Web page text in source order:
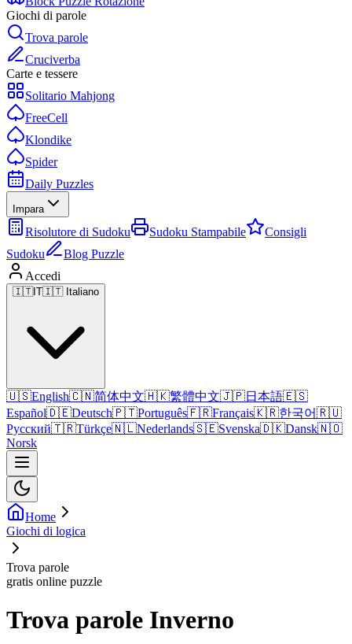
Giochi di parole
Trova parole
Cruciverba
Carte e tessere
Solitario Mahjong
FreeCell
Klondike
Spider
Daily Puzzles
Impara
Risolutore di Sudoku Sudoku Stampabile
Consigli
Sudoku
Blog Puzzle
Accedi
🇮🇹IT🇮🇹 Italiano
🇺🇸English🇨🇳简体中文🇭🇰繁體中文🇯🇵日本語🇪🇸
Español🇩🇪Deutsch🇵🇹Português🇫🇷Français🇰🇷한국어🇷🇺
Русский🇹🇷Türkçe🇳🇱Nederlands🇸🇪Svenska🇩🇰Dansk🇳🇴
Norsk
Home
Giochi di logica
Trova parole
gratis online puzzle
Trova parole Inverno